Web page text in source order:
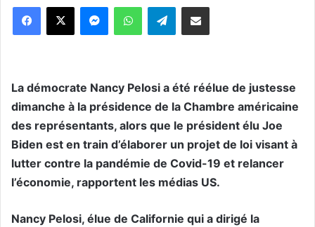
WhatsApp Telegram
La démocrate Nancy Pelosi a été réélue de justesse
dimanche à la présidence de la Chambre américaine
des représentants, alors que le président élu Joe
Biden est en train d’élaborer un projet de loi visant à
lutter contre la pandémie de Covid-19 et relancer
l’économie, rapportent les médias US.
Nancy Pelosi, élue de Californie qui a dirigé la